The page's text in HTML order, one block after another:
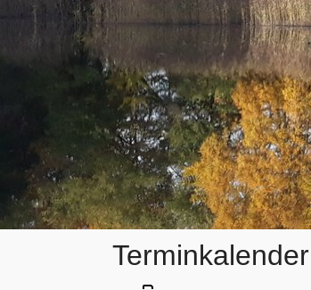
Terminkalender